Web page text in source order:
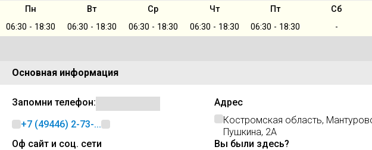
Пн Вт Ср Чт Пт Сб
06:30 - 18:30
06:30 - 18:30 06:30 - 18:30 06:30 - 18:30 06:30 - 18:30 -
Основная информация
Запомни телефон:
+7 (49446) 2-73-...
Адрес
Костромская область,
Пушкина, 2А
Оф сайт и соц. сети
Вы были здесь?